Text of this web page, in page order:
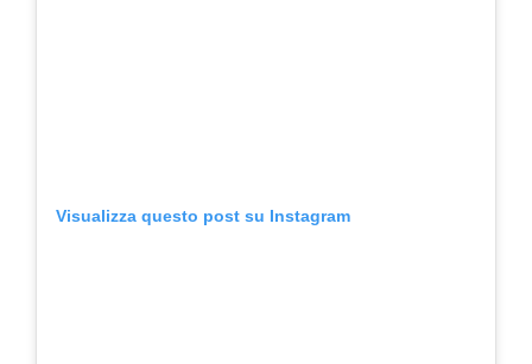
Visualizza questo post su Instagram